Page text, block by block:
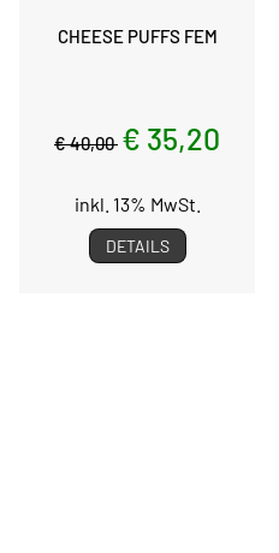
CHEESE PUFFS FEM
€ 40,00 € 35,20
inkl. 13% MwSt.
DETAILS